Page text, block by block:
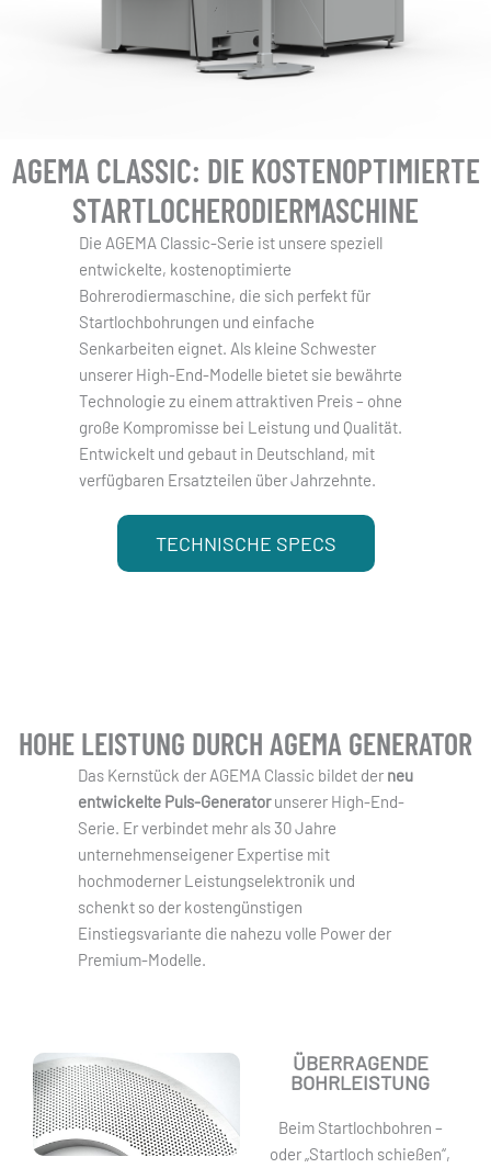
AGEMA CLASSIC: DIE KOSTENOPTIMIERTE
STARTLOCHERODIERMASCHINE
Die AGEMA Classic-Serie ist unsere speziell
entwickelte, kostenoptimierte
Bohrerodiermaschine, die sich perfekt für
Startlochbohrungen und einfache
Senkarbeiten eignet. Als kleine Schwester
unserer High-End-Modelle bietet sie bewährte
Technologie zu einem attraktiven Preis – ohne
große Kompromisse bei Leistung und Qualität.
Entwickelt und gebaut in Deutschland, mit
verfügbaren Ersatzteilen über Jahrzehnte.
TECHNISCHE SPECS
HOHE LEISTUNG DURCH AGEMA GENERATOR
Das Kernstück der AGEMA Classic bildet der neu
entwickelte Puls-Generatorunserer High-End-
Serie. Er verbindet mehr als 30 Jahre
unternehmenseigener Expertise mit
hochmoderner Leistungselektronik und
schenkt so der kostengünstigen
Einstiegsvariante die nahezu volle Power der
Premium-Modelle.
ÜBERRAGENDE
BOHRLEISTUNG
Beim Startlochbohren –
oder „Startloch schießen“,